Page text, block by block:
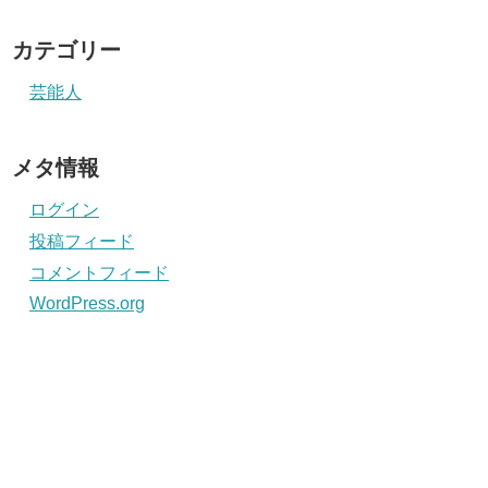
カテゴリー
芸能人
メタ情報
ログイン
投稿フィード
コメントフィード
WordPress.org